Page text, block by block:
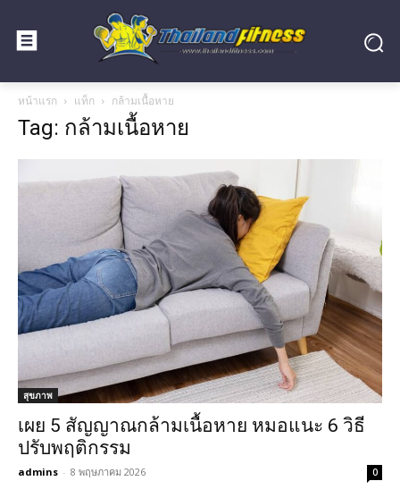
หน้าแรก แท็ก กล้ามเนื้อหาย
Tag: กล้ามเนื้อหาย
สุขภาพ
เผย 5 สัญญาณกล้ามเนื้อหาย หมอแนะ 6 วิธี
ปรับพฤติกรรม
admins - 8 พฤษภาคม 2026 0